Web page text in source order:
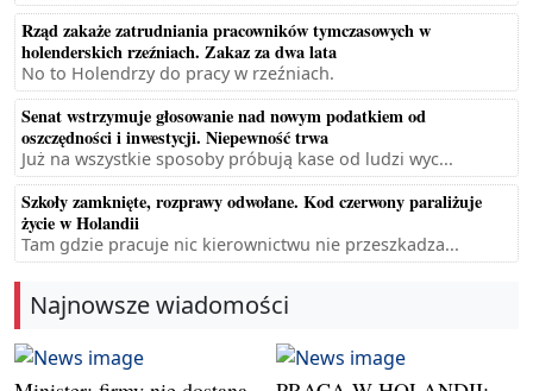
Rząd zakaże zatrudniania pracowników tymczasowych w
holenderskich rzeźniach. Zakaz za dwa lata
No to Holendrzy do pracy w rzeźniach.
Senat wstrzymuje głosowanie nad nowym podatkiem od
oszczędności i inwestycji. Niepewność trwa
Już na wszystkie sposoby próbują kase od ludzi wyc...
Szkoły zamknięte, rozprawy odwołane. Kod czerwony paraliżuje
życie w Holandii
Tam gdzie pracuje nic kierownictwu nie przeszkadza...
Najnowsze wiadomości